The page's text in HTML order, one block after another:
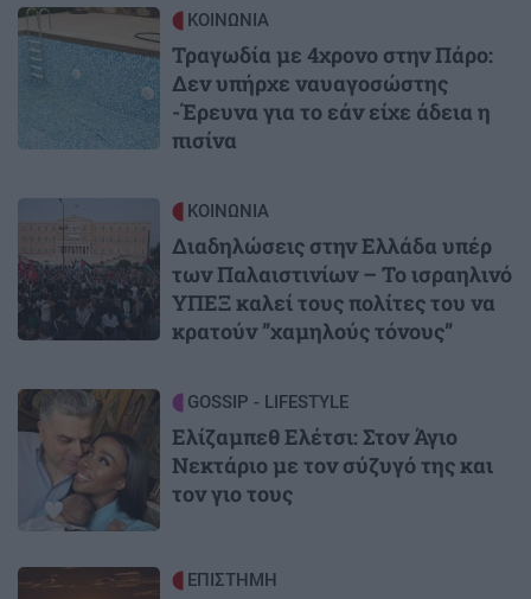
Image ΚΟΙΝΩΝΙΑ
Τραγωδία με 4χρονο στην Πάρο:
Δεν υπήρχε ναυαγοσώστης
-Έρευνα για το εάν είχε άδεια η
πισίνα
ΚΟΙΝΩΝΙΑ
Διαδηλώσεις στην Ελλάδα υπέρ
των Παλαιστινίων – Το ισραηλινό
ΥΠΕΞ καλεί τους πολίτες του να
κρατούν ”χαμηλούς τόνους”
Image GOSSIP - LIFESTYLE
Ελίζαμπεθ Ελέτσι: Στον Άγιο
Νεκτάριο με τον σύζυγό της και
τον γιο τους
Image ΕΠΙΣΤΗΜΗ